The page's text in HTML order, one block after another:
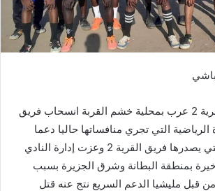
ل
ت
و
ي
أعلنت إدارة نادي القرية 2 عرب بمحلية خشم القربة انسحاب فريق
التي تجري منافساتها حاليا دعما
للقوات المسلحة والتي يصدرها فريق القرية 2 وعزت إدارة النادي
بمنطقة البطانة وشرق الجزيرة بسبب
قبل مليشيا الدعم السريع نتج عنه قتل